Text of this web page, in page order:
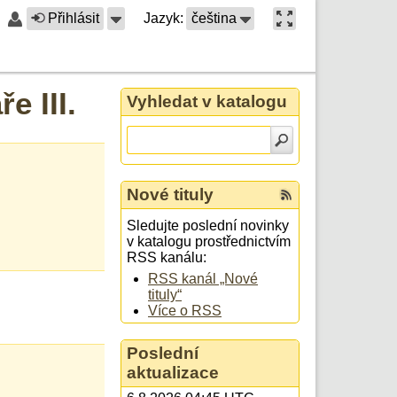
Přihlásit Jazyk: čeština
III. Vyhledat v katalogu
Nové tituly
Sledujte poslední novinky
v katalogu prostřednictvím
RSS kanálu:
RSS kanál „Nové
tituly“
Více o RSS
Poslední
aktualizace